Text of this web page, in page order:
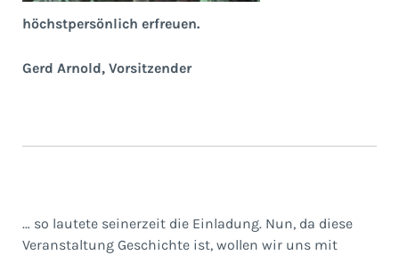
höchstpersönlich erfreuen.
Gerd Arnold, Vorsitzender
… so lautete seinerzeit die Einladung. Nun, da diese
Veranstaltung Geschichte ist, wollen wir uns mit